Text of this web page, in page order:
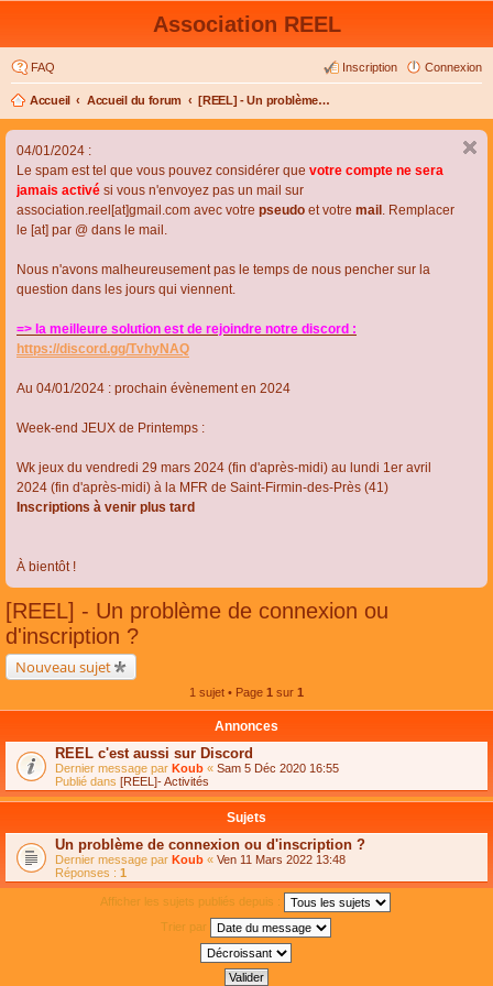
Association REEL
FAQ Connexion
Inscription
Accueil Accueil du forum [REEL] - Un problème de connexion ou d'inscription ?
04/01/2024 :
Le spam est tel que vous pouvez considérer que votre compte ne sera
jamais activé si vous n'envoyez pas un mail sur
association.reel[at]gmail.com avec votre pseudo et votre mail . Remplacer
le [at] par @ dans le mail.
Nous n'avons malheureusement pas le temps de nous pencher sur la
question dans les jours qui viennent.
=> la meilleure solution est de rejoindre notre discord :
https://discord.gg/TvhyNAQ
Au 04/01/2024 : prochain évènement en 2024
Week-end JEUX de Printemps :
Wk jeux du vendredi 29 mars 2024 (fin d'après-midi) au lundi 1er avril
2024 (fin d'après-midi) à la MFR de Saint-Firmin-des-Près (41)
Inscriptions à venir plus tard
À bientôt !
[REEL] - Un problème de connexion ou
d'inscription ?
Nouveau sujet
1 sujet • Page 1 sur 1
Annonces
REEL c'est aussi sur Discord
Dernier message par Koub « Sam 5 Déc 2020 16:55
Publié dans [REEL]- Activités
Sujets
Un problème de connexion ou d'inscription ?
Dernier message par Koub « Ven 11 Mars 2022 13:48
Réponses : 1
Afficher les sujets publiés depuis :
Trier par